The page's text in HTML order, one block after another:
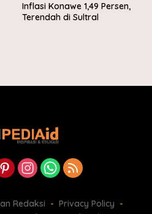
Inflasi Konawe 1,49 Persen,
Terendah di Sultral
Redaksi
Privacy Policy